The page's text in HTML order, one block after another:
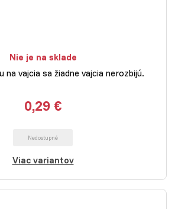
Nie je na sklade
na vajcia sa žiadne vajcia nerozbijú.
0,29 €
Nedostupné
Viac variantov